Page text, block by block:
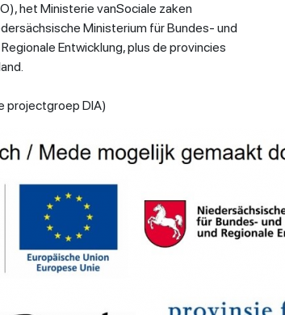
het Ministerie vanSociale zaken
Ministerium für Bundes- und
Entwicklung, plus de provincies
projectgroep DIA)